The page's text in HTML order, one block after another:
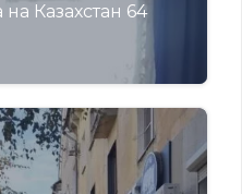
Казахстан 64